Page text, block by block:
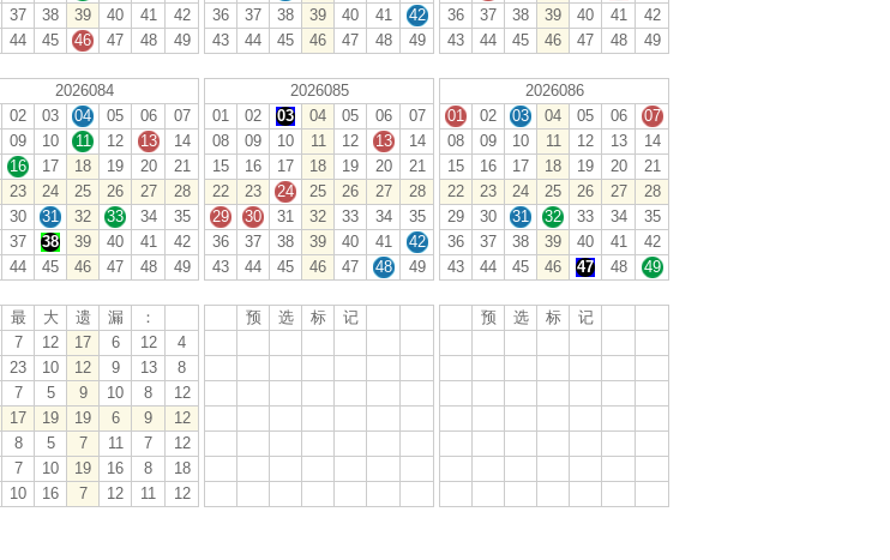
37 38 39 40 41
42
44 45 46 47 48 49
36
37 38 39 40 41
42
43
44 45 46 47 48 49
36
37 38 39 40 41
42
43
44 45 46 47 48 49
2026084
02 03 04 05 06
07
09 10 11 12 13
14
16 17 18 19 20
21
23 24 25 26 27
28
30 31 32 33 34
35
37 38 39 40 41
42
44 45 46 47 48 49
2026085
01
02 03 04 05 06
07
08
09 10 11 12 13
14
15
16 17 18 19 20
21
22
23 24 25 26 27
28
29
30 31 32 33 34
35
36
37 38 39 40 41
42
43
44 45 46 47 48 49
2026086
01
02 03 04 05 06
07
08
09 10 11 12 13
14
15
16 17 18 19 20
21
22
23 24 25 26 27
28
29
30 31 32 33 34
35
36
37 38 39 40 41
42
43
44 45 46 47 48 49
最 大 遗 漏
：
7 12 17 6 12
4
23 10 12 9 13
8
7 5 9 10 8
12
17 19 19 6 9
12
8 5 7 11 7
12
7 10 19 16 8
18
10 16 7 12 11 12
预 选 标
记
预 选 标
记